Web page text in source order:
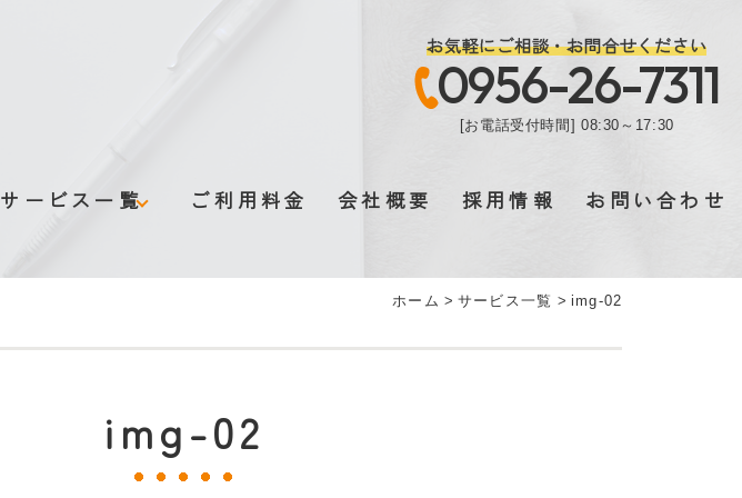
お気軽にご相談・お問合せください
0956-26-7311
[お電話受付時間] 08:30～17:30
サービス一覧
デイサービス
みまもりサービス
ご利用料金 会社概要 採用情報 お問い合わせ
ホーム > サービス一覧 > img-02
img-02